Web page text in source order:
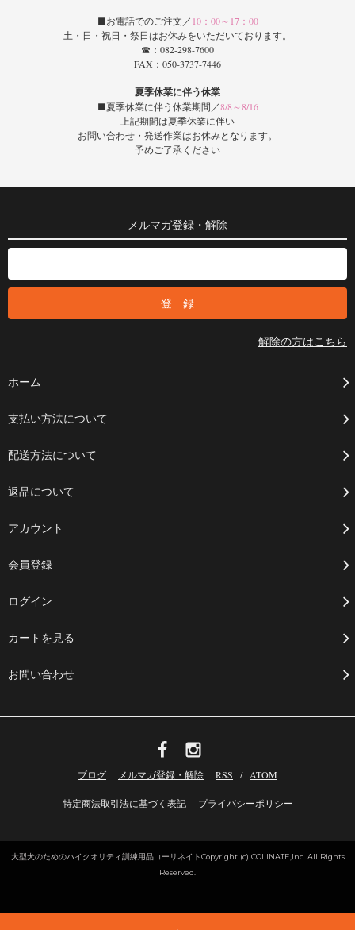
■お電話でのご注文／ 10：00～17：00
土・日・祝日・祭日はお休みをいただいております。
☎：082-298-7600
FAX：050-3737-7446
夏季休業に伴う休業
■夏季休業に伴う休業期間／8/8～8/16
上記期間は夏季休業に伴い
お問い合わせ・発送作業はお休みとなります。
予めご了承ください
メルマガ登録・解除
解除の方はこちら
ホーム
支払い方法について
配送方法について
返品について
アカウント
会員登録
ログイン
カートを見る
お問い合わせ
ブログ メルマガ登録・解除 RSS / ATOM
特定商法取引法に基づく表記 プライバシーポリシー
大型犬のためのハイクオリティ訓練用品コーリネイトCopyright (c) COLINATE,Inc. All Rights
Reserved.